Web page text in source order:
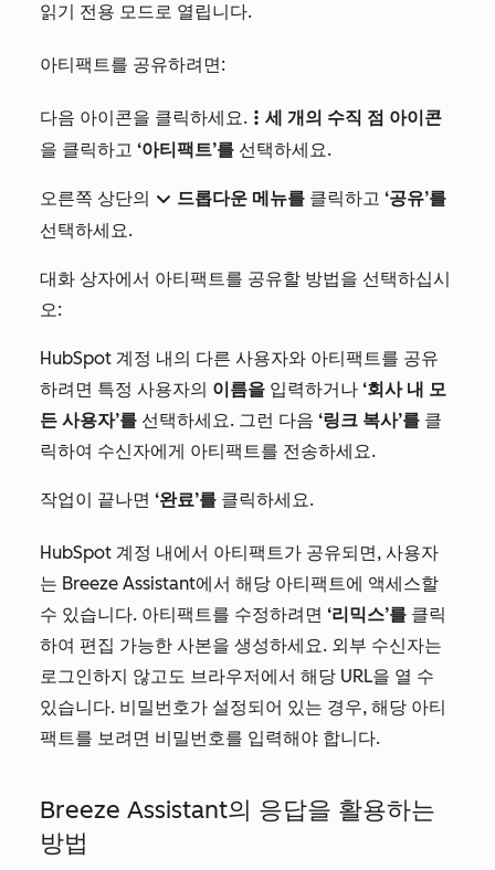
읽기 전용 모드로 열립니다.
아티팩트를 공유하려면:
다음 아이콘을 클릭하세요. verticalMenu 세 개의 수직 점 아이콘
을 클릭하고 ‘아티팩트’를 선택하세요.
오른쪽 상단의 downIcon 드롭다운 메뉴를 클릭하고 ‘공유’를
선택하세요.
대화 상자에서 아티팩트를 공유할 방법을 선택하십시
오:
HubSpot 계정 내의 다른 사용자와 아티팩트를 공유
하려면 특정 사용자의 이름을 입력하거나 ‘회사 내 모
든 사용자’를 선택하세요. 그런 다음 ‘링크 복사’를 클
릭하여 수신자에게 아티팩트를 전송하세요.
작업이 끝나면 ‘완료’를 클릭하세요.
HubSpot 계정 내에서 아티팩트가 공유되면, 사용자
는 Breeze Assistant에서 해당 아티팩트에 액세스할
수 있습니다. 아티팩트를 수정하려면 ‘리믹스’를 클릭
하여 편집 가능한 사본을 생성하세요. 외부 수신자는
로그인하지 않고도 브라우저에서 해당 URL을 열 수
있습니다. 비밀번호가 설정되어 있는 경우, 해당 아티
팩트를 보려면 비밀번호를 입력해야 합니다.
Breeze Assistant의 응답을 활용하는
방법